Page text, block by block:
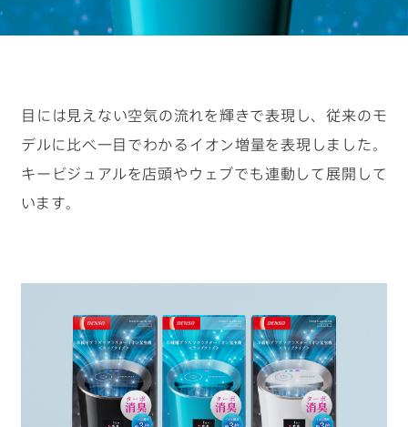
目には見えない空気の流れを輝きで表現し、従来のモ
デルに比べ一目でわかるイオン増量を表現しました。
キービジュアルを店頭やウェブでも連動して展開して
います。